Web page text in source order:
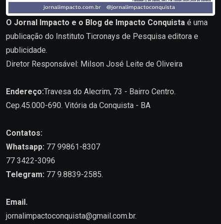
O Jornal Impacto e o Blog de Impacto Conquista é uma
publicação do Instituto Ticronays de Pesquisa editora e
publicidade.
Diretor Responsável: Milson José Leite de Oliveira
Endereço:Travesa do Alecrim, 73 - Bairro Centro.
Cep.45.000-690. Vitória da Conquista - BA
Contatos:
Whatsapp: 77 99861-8307
77 3422-3096
Telegram: 77 9.8839-2585.
Email.
jornalimpactoconquista@gmail.com.br.